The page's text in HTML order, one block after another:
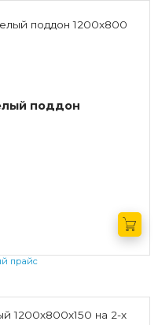
поддон
прайс